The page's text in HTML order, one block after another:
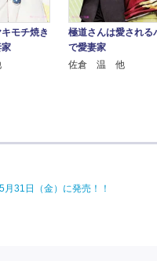
モチ焼き
極道さんは愛される
で愛妻家
佐倉 温 他
31日（金）に発売！！